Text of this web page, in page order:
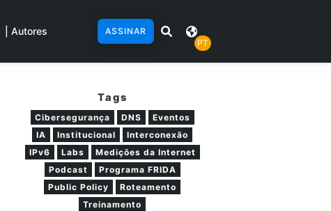
| Autores
ASSINAR
PT
Tags
Cibersegurança DNS
Eventos
IA
Institucional
Interconexão
IPv6
Labs
Medições da Internet
Podcast
Programa FRIDA
Public Policy
Roteamento
Treinamento